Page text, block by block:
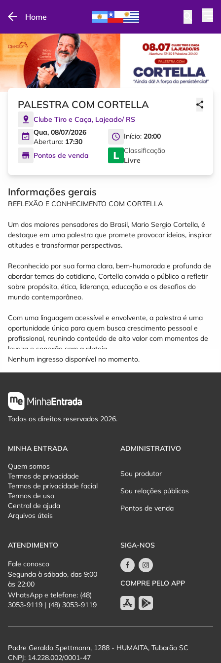
Home
PALESTRA COM CORTELLA
Clube Tiro e Caça, Lajeado/ RS
Qua, 08/07/2026
Abertura: 17:30
Início: 20:00
Pontos de venda
Classificação
Livre
Informações gerais
REFLEXÃO E CONHECIMENTO COM CORTELLA
Um dos maiores pensadores do Brasil, Mario Sergio Cortella, é
destaque em uma palestra que promete provocar ideias, inspirar
atitudes e transformar perspectivas.
Reconhecido por sua forma clara, bem-humorada e profunda de
abordar temas do cotidiano, Cortella convida o público a refletir
sobre propósito, ética, liderança, educação e os desafios do
mundo contemporâneo.
Com uma linguagem acessível e envolvente, a palestra é uma
oportunidade única para quem busca crescimento pessoal e
profissional, reunindo conteúdo de alto valor com momentos de
leveza e conexão com a plateia.
Nenhum ingresso disponível no momento.
Todos os direitos reservados 2026.
MINHA ENTRADA
Quem somos
Termos de privacidade
Termos de privacidade facial
Termos de uso
Central de ajuda
Arquivos úteis
ADMINISTRATIVO
Sou produtor
Sou relações públicas
Pontos de venda
ATENDIMENTO
Fale conosco
Segunda à sábado, das 9:00
às 22:00
WhatsApp e telefone: (48)
3053-9119 | (48) 3053-9119
SIGA-NOS
COMPRE PELO APP
Padre Geraldo Spettmann, 1288 - HUMAITA, Tubarão SC
CNPJ: 14.228.002/0001-47